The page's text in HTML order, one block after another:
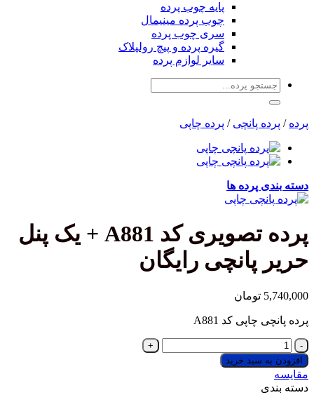
پایه چوب پرده
چوب پرده مینیمال
سری چوب پرده
گیره پرده و پیچ رولپلاک
سایر لوازم پرده
جستجو
پرده / پرده پانچی / پرده چاپی
دسته بندی پرده ها
پرده تصویری کد A881 + یک پنل
حریر پانچی رایگان
5,740,000 تومان
پرده پانچی چاپی کد A881
پرده
تصویری
کد
A881
افزودن به سبد خرید
مقایسه
دسته بندی